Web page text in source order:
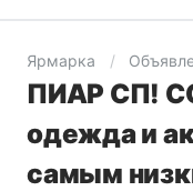
Ярмарка
ПИАР СП!
одежда и
самым